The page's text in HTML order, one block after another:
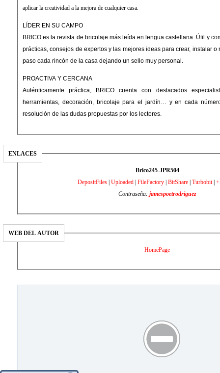
aplicar la creatividad a la mejora de cualquier casa.
LÍDER EN SU CAMPO
BRICO es la revista de bricolaje más leída en lengua castellana. Útil y
prácticas, consejos de expertos y las mejores ideas para crear, instalar
paso cada rincón de la casa dejando un sello muy personal.
PROACTIVA Y CERCANA
Auténticamente práctica, BRICO cuenta con destacados
herramientas, decoración, bricolaje para el jardín… y en cada
resolución de las dudas propuestas por los lectores.
ENLACES
Brico245-JPR504
DepositFiles| Uploaded| FileFactory| BitShare| Turbobit|
Contraseña: jamespoetrodriguez
WEB DEL AUTOR
HomePage